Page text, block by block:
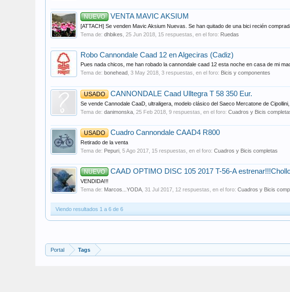
NUEVO VENTA MAVIC AKSIUM
[ATTACH] Se venden Mavic Aksium Nuevas. Se han quitado de una bici recién
Tema de: dhbikes 25 Jun 2018 , 15 respuestas, en el foro: Ruedas
Robo Cannondale Caad 12 en Algeciras (Cadiz)
Pues nada chicos, me han robado la cannondale caad 12 esta noche en casa de mi
Tema de: bonehead 3 May 2018 , 3 respuestas, en el foro: Bicis y componentes
USADO CANNONDALE Caad Ulltegra T 58 350 Eur.
Se vende Cannodale CaaD, ultraligera, modelo clásico del Saeco Mercatone de
Tema de: danimonska 25 Feb 2018 , 9 respuestas, en el foro: Cuadros y Bicis
USADO Cuadro Cannondale CAAD4 R800
Retirado de la venta
Tema de: Pepuri 5 Ago 2017 , 15 respuestas, en el foro: Cuadros y Bicis completas
NUEVO CAAD OPTIMO DISC 105 2017 T-56-A
VENDIDA!!!
Tema de: Marcos...YODA 31 Jul 2017 , 12 respuestas, en el foro: Cuadros y Bicis
Viendo resultados 1 a 6 de 6
Portal Tags